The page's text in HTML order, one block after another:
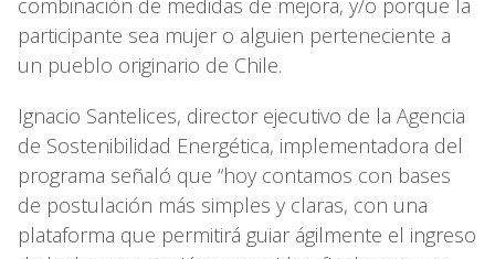
participante sea mujer o alguien perteneciente a
un pueblo originario de Chile.
Ignacio Santelices, director ejecutivo de la Agencia
de Sostenibilidad Energética, implementadora del
programa señaló que “hoy contamos con bases
de postulación más simples y claras, con una
plataforma que permitirá guiar ágilmente el ingreso